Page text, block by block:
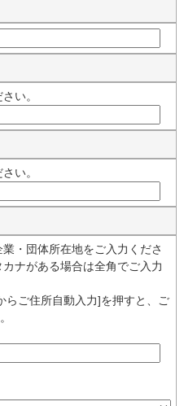
い。
い。
・団体所在地をご入力くださ
ナがある場合は全角でご入力
らご住所自動入力]を押すと、ご